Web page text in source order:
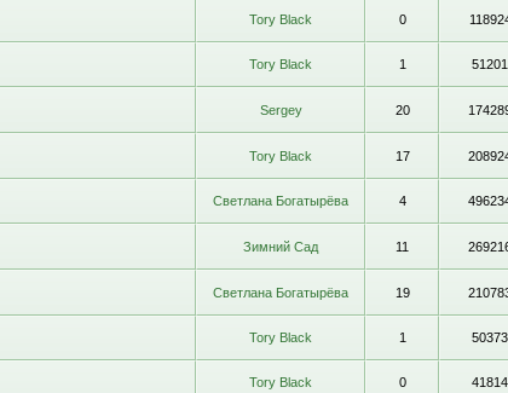
Tory Black 0
Tory Black 1 51201
Sergey 20
Tory Black 17
Светлана Богатырёва 4
Зимний Сад 11
Светлана Богатырёва 19
Tory Black 1 50373
Tory Black 0 41814